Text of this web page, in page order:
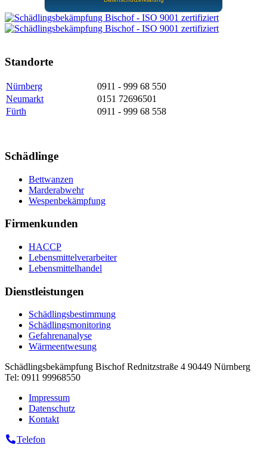
Standorte
Nürnberg
0911 - 999 68 550
Neumarkt
0151 72696501
Fürth
0911 - 999 68 558
Schädlinge
Bettwanzen
Marderabwehr
Wespenbekämpfung
Firmenkunden
HACCP
Lebensmittelverarbeiter
Lebensmittelhandel
Dienstleistungen
Schädlingsbestimmung
Schädlingsmonitoring
Gefahrenanalyse
Wärmeentwesung
Schädlingsbekämpfung Bischof Rednitzstraße 4 90449 Nürnberg
Tel: 0911 99968550
Impressum
Datenschutz
Kontakt
Telefon